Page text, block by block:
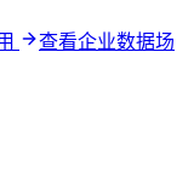
查看企业数据场